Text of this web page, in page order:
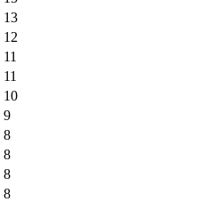
13
12
11
11
10
9
8
8
8
8